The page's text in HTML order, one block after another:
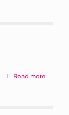
Read more